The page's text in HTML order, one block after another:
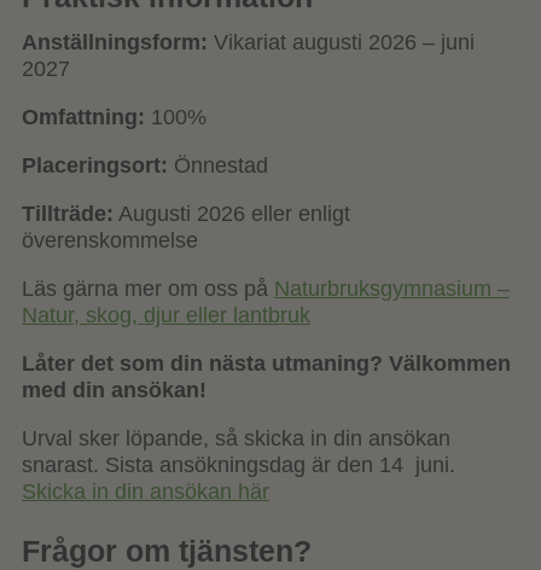
Anställningsform: Vikariat augusti 2026 – juni
2027
Omfattning: 100%
Placeringsort: Önnestad
Tillträde: Augusti 2026 eller enligt
överenskommelse
Läs gärna mer om oss på Naturbruksgymnasium –
Natur, skog, djur eller lantbruk
Låter det som din nästa utmaning? Välkommen
med din ansökan!
Urval sker löpande, så skicka in din ansökan
snarast. Sista ansökningsdag är den 14 juni.
Skicka in din ansökan här
Frågor om tjänsten?